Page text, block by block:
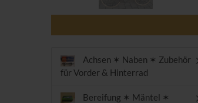
Achsen ✶ Naben ✶ Zubehör
für Vorder & Hinterrad
Bereifung ✶ Mäntel ✶